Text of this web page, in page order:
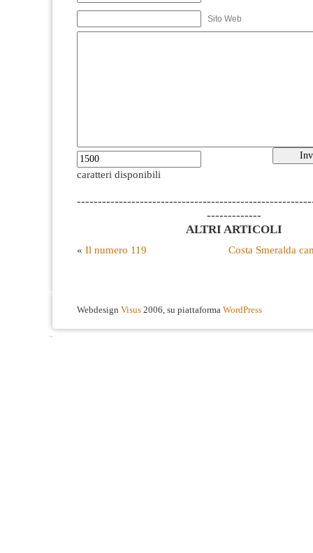
Sito Web
caratteri disponibili
-------------
ALTRI ARTICOLI
« Il numero 119 Costa Smeralda
Webdesign Visus 2006, su piattaforma WordPress